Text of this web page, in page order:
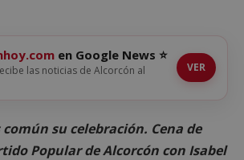
en Google News ⭐
las noticias de Alcorcón al
VER
su celebración. Cena de
Popular de Alcorcón con Isabel